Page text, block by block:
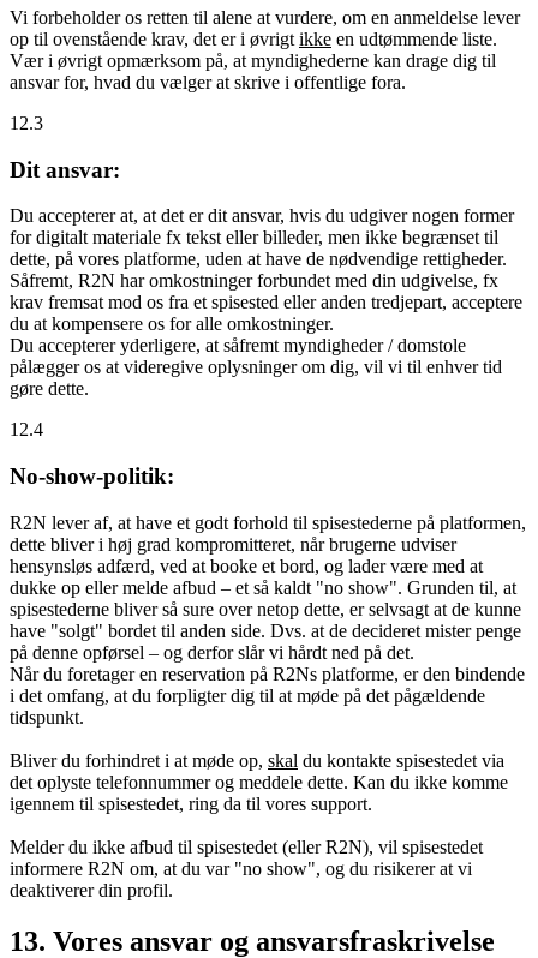
Vi forbeholder os retten til alene at vurdere, om en anmeldelse lever
op til ovenstående krav, det er i øvrigt ikke en udtømmende liste.
Vær i øvrigt opmærksom på, at myndighederne kan drage dig til
ansvar for, hvad du vælger at skrive i offentlige fora.
12.3
Dit ansvar:
Du accepterer at, at det er dit ansvar, hvis du udgiver nogen former
for digitalt materiale fx tekst eller billeder, men ikke begrænset til
dette, på vores platforme, uden at have de nødvendige rettigheder.
Såfremt, R2N har omkostninger forbundet med din udgivelse, fx
krav fremsat mod os fra et spisested eller anden tredjepart, acceptere
du at kompensere os for alle omkostninger.
Du accepterer yderligere, at såfremt myndigheder / domstole
pålægger os at videregive oplysninger om dig, vil vi til enhver tid
gøre dette.
12.4
No-show-politik:
R2N lever af, at have et godt forhold til spisestederne på platformen,
dette bliver i høj grad kompromitteret, når brugerne udviser
hensynsløs adfærd, ved at booke et bord, og lader være med at
dukke op eller melde afbud – et så kaldt "no show". Grunden til, at
spisestederne bliver så sure over netop dette, er selvsagt at de kunne
have "solgt" bordet til anden side. Dvs. at de decideret mister penge
på denne opførsel – og derfor slår vi hårdt ned på det.
Når du foretager en reservation på R2Ns platforme, er den bindende
i det omfang, at du forpligter dig til at møde på det pågældende
tidspunkt.
Bliver du forhindret i at møde op, skal du kontakte spisestedet via
det oplyste telefonnummer og meddele dette. Kan du ikke komme
igennem til spisestedet, ring da til vores support.
Melder du ikke afbud til spisestedet (eller R2N), vil spisestedet
informere R2N om, at du var "no show", og du risikerer at vi
deaktiverer din profil.
13. Vores ansvar og ansvarsfraskrivelse